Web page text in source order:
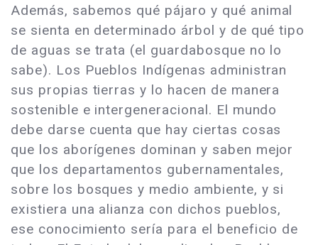
Además, sabemos qué pájaro y qué animal
se sienta en determinado árbol y de qué tipo
de aguas se trata (el guardabosque no lo
sabe). Los Pueblos Indígenas administran
sus propias tierras y lo hacen de manera
sostenible e intergeneracional. El mundo
debe darse cuenta que hay ciertas cosas
que los aborígenes dominan y saben mejor
que los departamentos gubernamentales,
sobre los bosques y medio ambiente, y si
existiera una alianza con dichos pueblos,
ese conocimiento sería para el beneficio de